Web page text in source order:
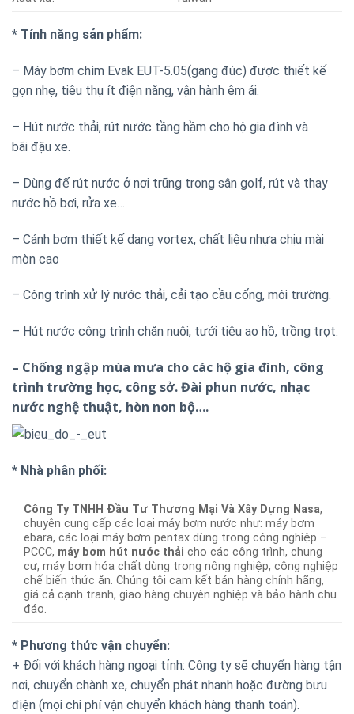
* Tính năng sản phẩm:
– Máy bơm chìm Evak EUT-5.05(gang đúc) được thiết kế
gọn nhẹ, tiêu thụ ít điện năng, vận hành êm ái.
– Hút nước thải, rút nước tầng hầm cho hộ gia đình và
bãi đậu xe.
– Dùng để rút nước ở nơi trũng trong sân golf, rút và thay
nước hồ bơi, rửa xe…
– Cánh bơm thiết kế dạng vortex, chất liệu nhựa chịu mài
mòn cao
– Công trình xử lý nước thải, cải tạo cầu cống, môi trường.
– Hút nước công trình chăn nuôi, tưới tiêu ao hồ, trồng trọt.
– Chống ngập mùa mưa cho các hộ gia đình, công
trình trường học, công sở. Đài phun nước, nhạc
nước nghệ thuật, hòn non bộ….
* Nhà phân phối:
Công Ty TNHH Đầu Tư Thương Mại Và Xây Dựng Nasa,
chuyên cung cấp các loại máy bơm nước như: máy bơm
ebara, các loại máy bơm pentax dùng trong công nghiệp –
PCCC, máy bơm hút nước thải cho các công trình, chung
cư, máy bơm hóa chất dùng trong nông nghiệp, công nghiệp
chế biến thức ăn. Chúng tôi cam kết bán hàng chính hãng,
giá cả cạnh tranh, giao hàng chuyên nghiệp và bảo hành chu
đáo.
* Phương thức vận chuyển:
+ Đối với khách hàng ngoại tỉnh: Công ty sẽ chuyển hàng tận
nơi, chuyển chành xe, chuyển phát nhanh hoặc đường bưu
điện (mọi chi phí vận chuyển khách hàng thanh toán).